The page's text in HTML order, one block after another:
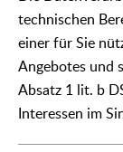
technischen
einer für Sie
Angebotes und
Absatz 1 lit. b
Interessen im